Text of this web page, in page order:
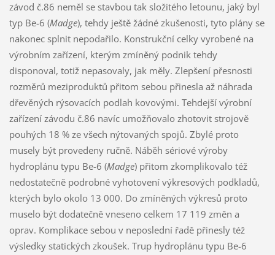
závod č.86 neměl se stavbou tak složitého letounu, jaký byl
typ Be-6 (Madge), tehdy ještě žádné zkušenosti, tyto plány se
nakonec splnit nepodařilo. Konstrukční celky vyrobené na
výrobním zařízení, kterým zmíněný podnik tehdy
disponoval, totiž nepasovaly, jak měly. Zlepšení přesnosti
rozměrů meziproduktů přitom sebou přinesla až náhrada
dřevěných rýsovacích podlah kovovými. Tehdejší výrobní
zařízení závodu č.86 navíc umožňovalo zhotovit strojově
pouhých 18 % ze všech nýtovaných spojů. Zbylé proto
musely být provedeny ručně. Náběh sériové výroby
hydroplánu typu Be-6 (Madge) přitom zkomplikovalo též
nedostatečně podrobné vyhotovení výkresových podkladů,
kterých bylo okolo 13 000. Do zmíněných výkresů proto
muselo být dodatečně vneseno celkem 17 119 změn a
oprav. Komplikace sebou v neposlední řadě přinesly též
výsledky statických zkoušek. Trup hydroplánu typu Be-6